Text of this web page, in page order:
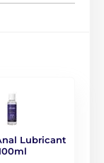
Lubricant